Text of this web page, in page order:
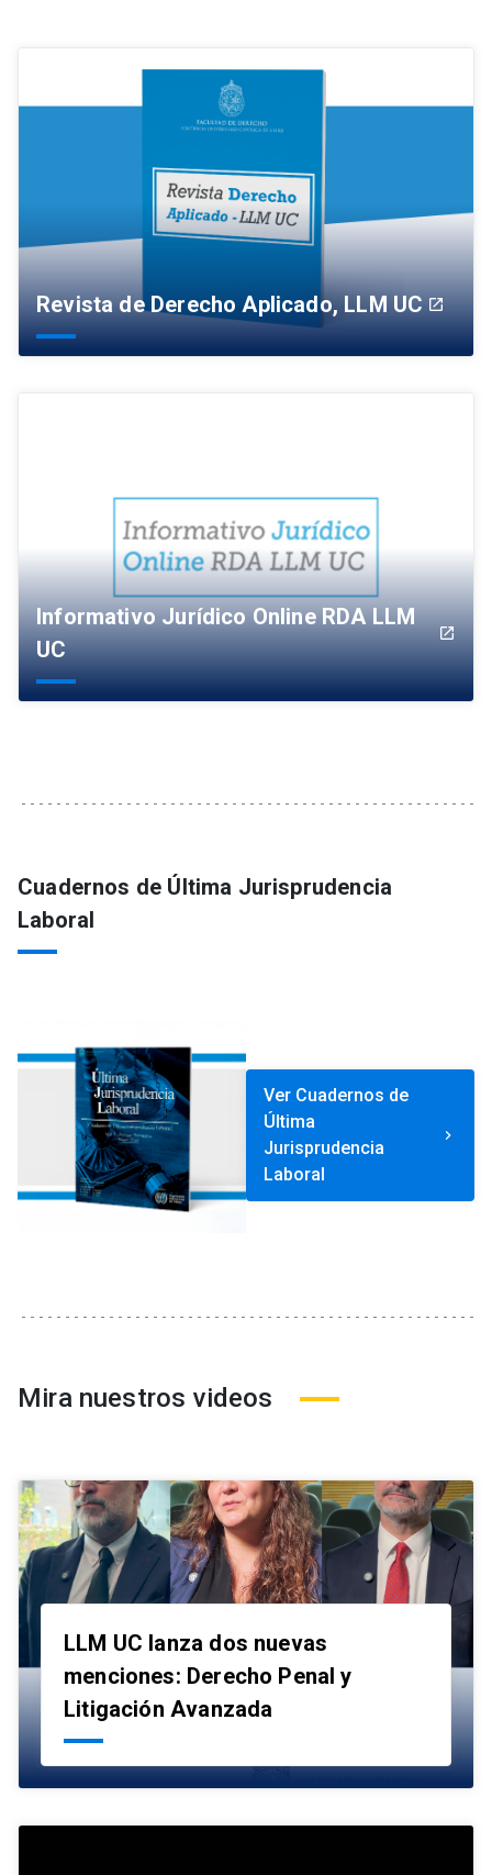
Revista de Derecho Aplicado, LLM UC launch
Informativo Jurídico Online RDA LLM
UC
launch
Cuadernos de Última Jurisprudencia
Laboral
Ver Cuadernos de
Última
Jurisprudencia
Laboral
keyboard_arrow_right
Mira nuestros videos
LLM UC lanza dos nuevas
menciones: Derecho Penal y
Litigación Avanzada